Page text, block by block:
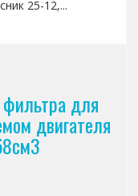
25-12,...
фильтра для
двигателя